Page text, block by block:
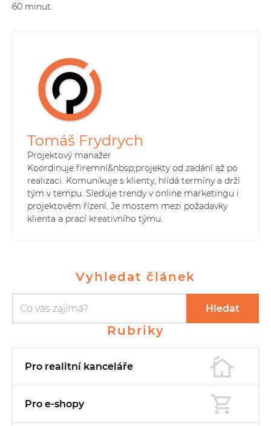
60 minut.
Tomáš Frydrych
Projektový manažer
Koordinuje firemní&nbsp;projekty od zadání až po
realizaci. Komunikuje s klienty, hlídá termíny a drží
tým v tempu. Sleduje trendy v online marketingu i
projektovém řízení. Je mostem mezi požadavky
klienta a prací kreativního týmu.
Vyhledat článek
Vyhledávání Hledat
Rubriky
Pro realitní kanceláře
Pro e-shopy